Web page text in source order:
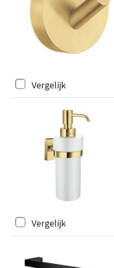
Vergelijk
Vergelijk